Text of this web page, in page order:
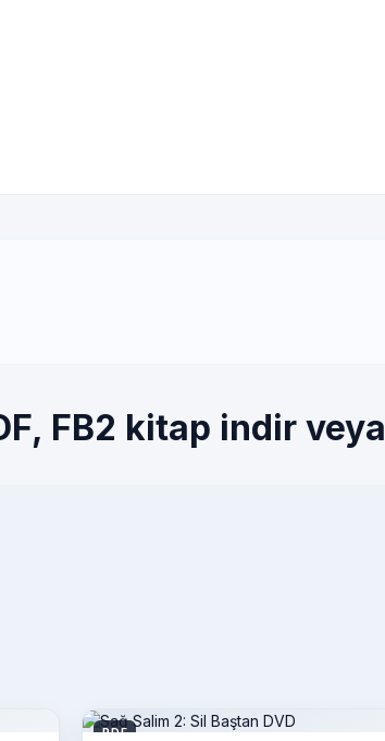
FB2 kitap indir veya
PDF